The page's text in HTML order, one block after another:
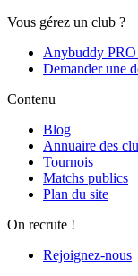
Vous gérez un club ?
Anybuddy
Demander une
Contenu
Blog
Annuaire des
Tournois
Matchs publics
Plan du site
On recrute !
Rejoignez-nous